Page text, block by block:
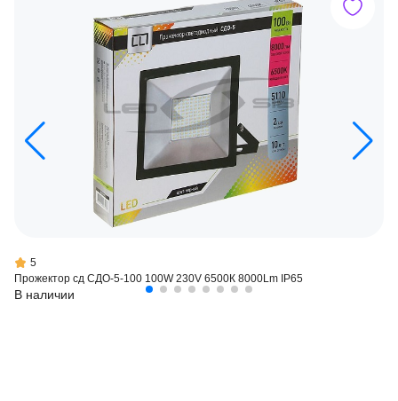
5
Прожектор сд СДО-5-100 100W 230V 6500К 8000Lm IP65
В наличии